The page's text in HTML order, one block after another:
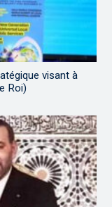
visant à
Roi)